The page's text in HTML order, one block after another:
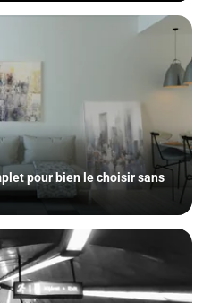
pour bien le choisir sans